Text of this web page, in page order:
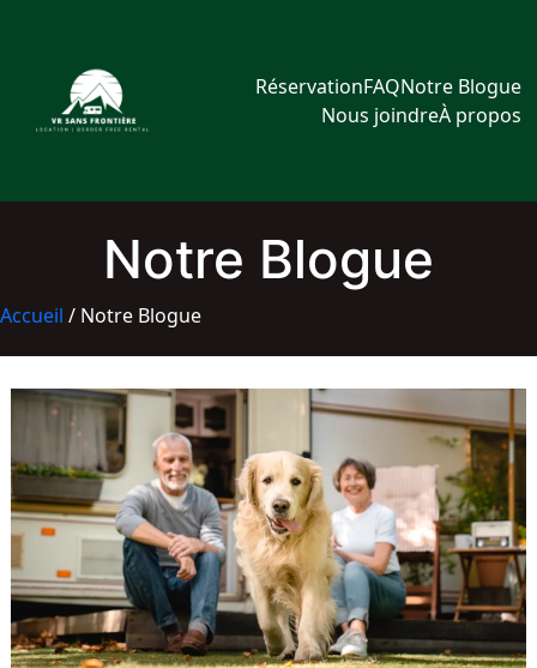
RéservationFAQNotre Blogue
Nous joindreÀ propos
Notre Blogue
Accueil / Notre Blogue